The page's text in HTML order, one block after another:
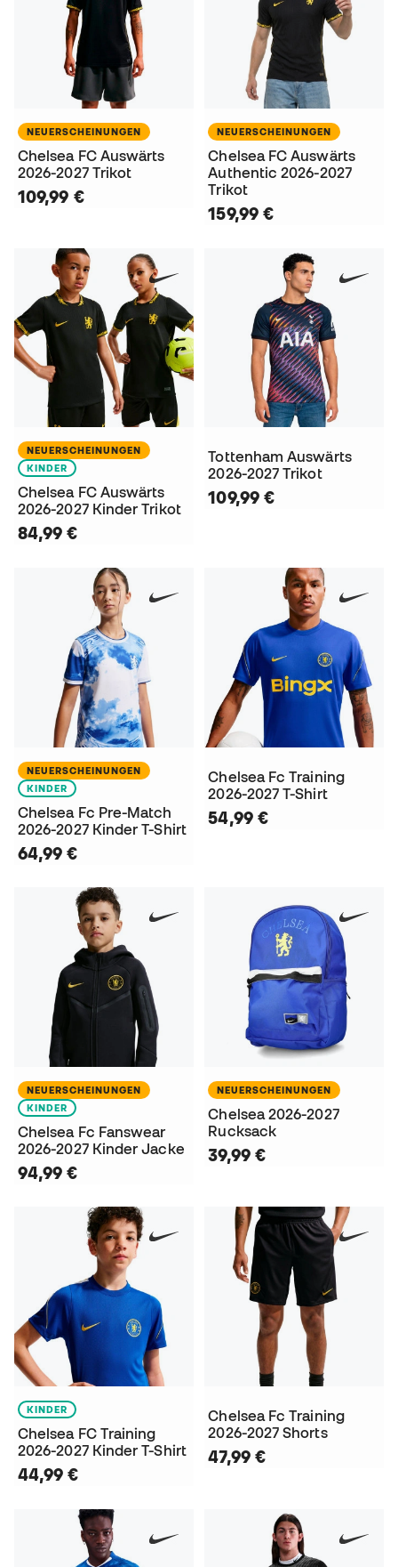
NEUERSCHEINUNGEN
Chelsea FC Auswärts
2026-2027 Trikot
109,99 €
NEUERSCHEINUNGEN
Chelsea FC Auswärts
Authentic 2026-2027
Trikot
159,99 €
NEUERSCHEINUNGEN
KINDER
Chelsea FC Auswärts
2026-2027 Kinder Trikot
84,99 €
Tottenham Auswärts
2026-2027 Trikot
109,99 €
NEUERSCHEINUNGEN
KINDER
Chelsea Fc Pre-Match
2026-2027 Kinder T-Shirt
64,99 €
Chelsea Fc Training
2026-2027 T-Shirt
54,99 €
NEUERSCHEINUNGEN
KINDER
Chelsea Fc Fanswear
2026-2027 Kinder Jacke
94,99 €
NEUERSCHEINUNGEN
Chelsea 2026-2027
Rucksack
39,99 €
KINDER
Chelsea FC Training
2026-2027 Kinder T-Shirt
44,99 €
Chelsea Fc Training
2026-2027 Shorts
47,99 €